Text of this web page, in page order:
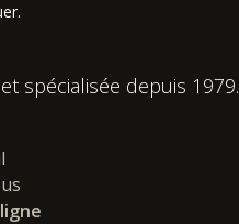
spécialisée depuis 1979.